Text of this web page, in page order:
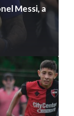
Messi, a